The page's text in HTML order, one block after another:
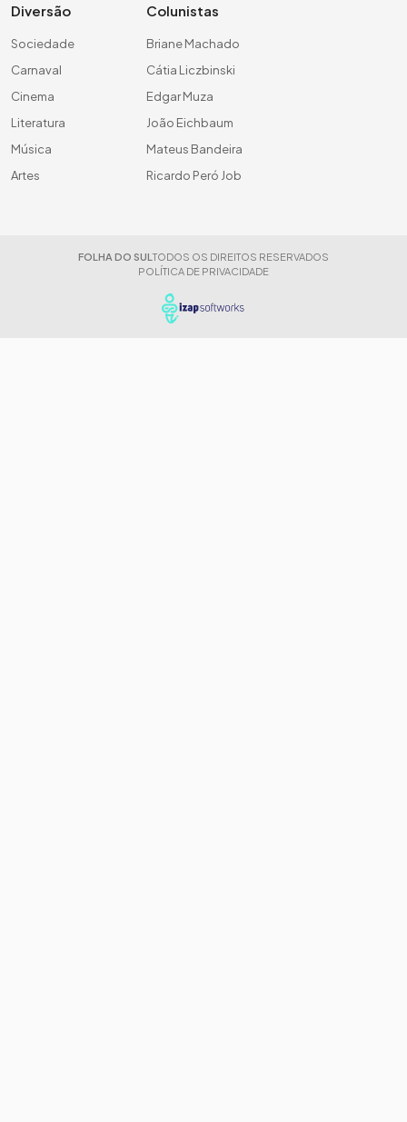
Diversão
Sociedade
Carnaval
Cinema
Literatura
Música
Artes
Colunistas
Briane Machado
Cátia Liczbinski
Edgar Muza
João Eichbaum
Mateus Bandeira
Ricardo Peró Job
FOLHA DO SUL TODOS OS DIREITOS RESERVADOS
POLÍTICA DE PRIVACIDADE